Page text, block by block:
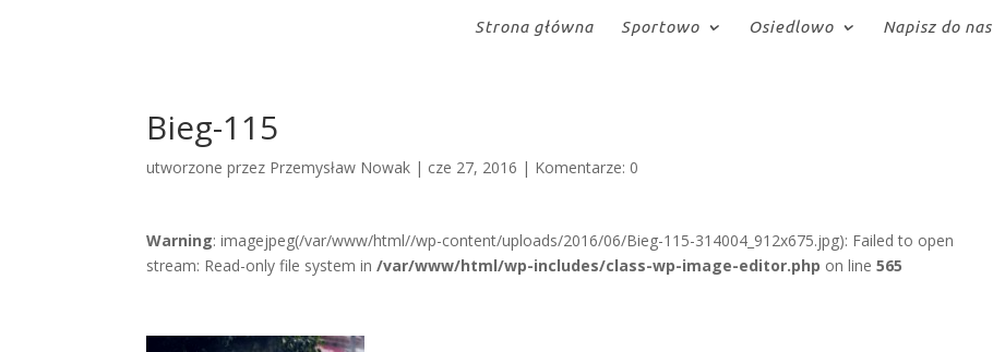
Strona główna Sportowo Osiedlowo Napisz do nas
Bieg-115
utworzone przez Przemysław Nowak | cze 27, 2016 | Komentarze: 0
Warning: imagejpeg(/var/www/html//wp-content/uploads/2016/06/Bieg-115-314004_912x675.jpg): Failed to open
stream: Read-only file system in/var/www/html/wp-includes/class-wp-image-editor.php on line565